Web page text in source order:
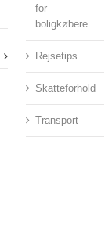
for
boligkøbere
Rejsetips
Skatteforhold
Transport